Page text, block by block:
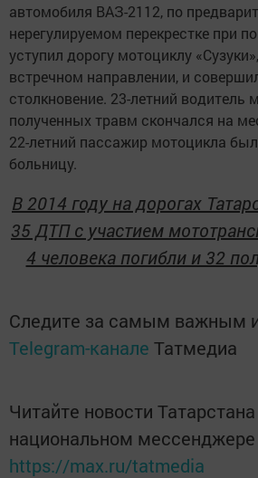
автомобиля ВАЗ-2112, по
нерегулируемом перекрестке при
уступил дорогу мотоциклу
встречном направлении, и
столкновение. 23-летний водитель
полученных травм скончался на
22-летний пассажир мотоцикла
больницу.
В 2014 году на дорогах
35 ДТП с участием
4 человека погибли и 32
Следите за самым важным
Telegram-канале Татмедиа
Читайте новости
национальном
https://max.ru/tatmedia